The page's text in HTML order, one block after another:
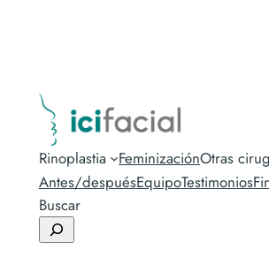
Rinoplastia FeminizaciónOtras
Antes/despuésEquipoTestimonios
Buscar